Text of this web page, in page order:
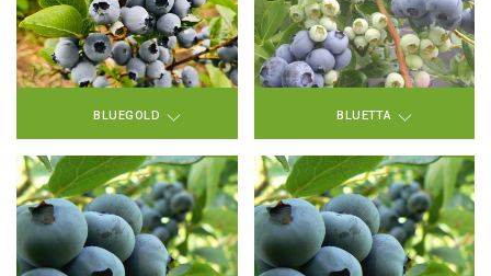
BLUEGOLD BLUETTA